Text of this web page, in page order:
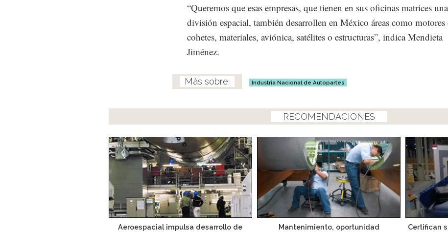
“Queremos que esas empresas, que tienen en sus oficinas matrices una
división espacial, también desarrollen en México áreas como motores
cohetes, materiales, aviónica, satélites o estructuras”, indica Mendieta
Jiménez.
Industria Nacional de Autopartes
RECOMENDACIONES
Aeroespacial impulsa desarrollo de
Mantenimiento, oportunidad
Certifican